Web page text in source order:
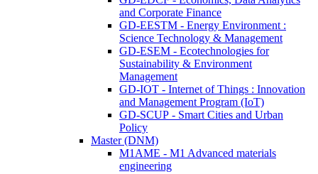
and Corporate Finance
GD-EESTM - Energy Environment :
Science Technology & Management
GD-ESEM - Ecotechnologies for
Sustainability & Environment
Management
GD-IOT - Internet of Things : Innovation
and Management Program (IoT)
GD-SCUP - Smart Cities and Urban
Policy
Master (DNM)
M1AME - M1 Advanced materials
engineering